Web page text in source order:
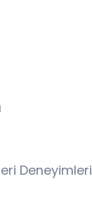
Deneyimleri